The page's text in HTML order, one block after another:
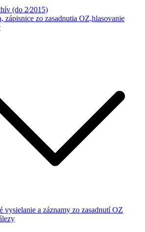
(do 2⁄2015)
zápisnice zo zasadnutia OZ,hlasovanie
vysielanie a záznamy zo zasadnutí OZ